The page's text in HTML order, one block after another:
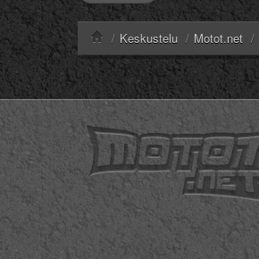
/ Keskustelu / Motot.net /